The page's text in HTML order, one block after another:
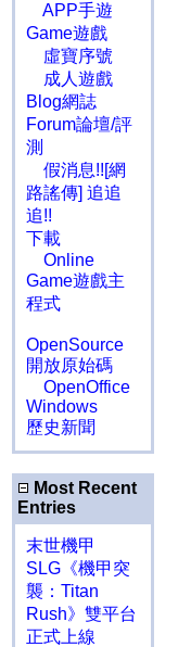
APP手遊
Game遊戲
虛寶序號
成人遊戲
Blog網誌
Forum論壇/評
測
假消息!![網
路謠傳] 追追
追!!
下載
Online
Game遊戲主
程式
OpenSource
開放原始碼
OpenOffice
Windows
歷史新聞
Most Recent
Entries
末世機甲
SLG《機甲突
襲：Titan
Rush》雙平台
正式上線